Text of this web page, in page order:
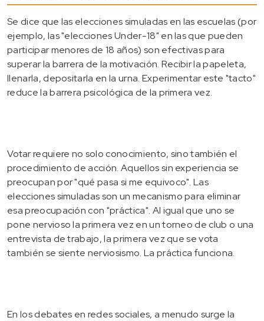
Se dice que las elecciones simuladas en las escuelas (por
ejemplo, las "elecciones Under-18" en las que pueden
participar menores de 18 años) son efectivas para
superar la barrera de la motivación. Recibir la papeleta,
llenarla, depositarla en la urna. Experimentar este "tacto"
reduce la barrera psicológica de la primera vez.
Votar requiere no solo conocimiento, sino también el
procedimiento de acción. Aquellos sin experiencia se
preocupan por "qué pasa si me equivoco". Las
elecciones simuladas son un mecanismo para eliminar
esa preocupación con "práctica". Al igual que uno se
pone nervioso la primera vez en un torneo de club o una
entrevista de trabajo, la primera vez que se vota
también se siente nerviosismo. La práctica funciona.
En los debates en redes sociales, a menudo surge la